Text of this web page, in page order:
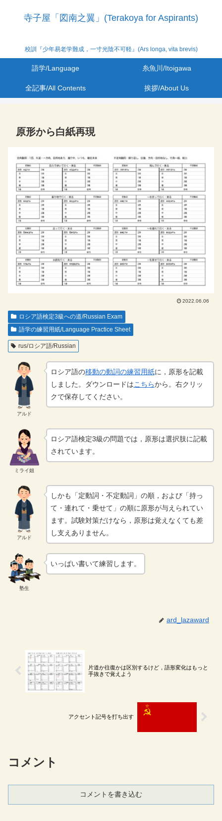
寺子屋「図南之翼」(Terakoya for Aspirants)
校訓『少年易老学難成，一寸光陰不可軽』(Ars longa, vita brevis)
語学/Language 糸魚川/Itoigawa
全記事/All Contents 挨拶/About Us
原形から白紙再現
2022.06.06
ロシア語検定3級への道/Russian Exam
語学の練習用紙/Language Practice Sheet
rus/ロシア語/Russian
アルド
ロシア語の移動の動詞の練習用紙に，原形を記載
しました。ダウンロードはこちらから。右クリッ
クで保存してください。
ミライ姐
ロシア語検定3級の問題では，原形は選択肢に記載
されています。
アルド
しかも「定動詞・不定動詞」の順，および「持っ
て・連れて・乗せて」の順に原形が与えられてい
ます。試験対策だけなら，原形は覚えなくても差
し支えありません。
塾生
いっぱい書いて練習します。
ard_lazaward
片道か往復かは区別するけど，語形変化はもっと
手抜きで覚えよう
アクセント記号を打ち出す
コメント
コメントを書き込む